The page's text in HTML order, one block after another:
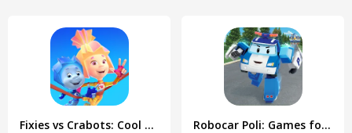
Fixies vs Crabots: Cool Game! Robocar Poli: Games for Boys!